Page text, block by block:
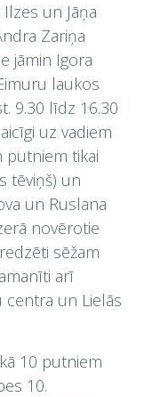
un Jāņa
Zariņa
jāmin Igora
laukos
9.30 līdz 16.30
uz vadiem
putniem tikai
tēviņš) un
un Ruslana
novērotie
sēžam
arī
un Lielās
10 putniem
10.